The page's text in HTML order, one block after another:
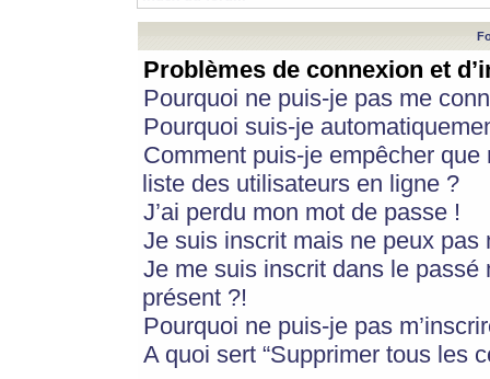
Problèmes de connexion et
Pourquoi ne puis-je pas me
Pourquoi suis-je
Comment puis-je empêcher
liste des utilisateurs en ligne ?
J’ai perdu mon mot de passe !
Je suis inscrit mais ne peux pas
Je me suis inscrit dans le
présent ?!
Pourquoi ne puis-je pas
A quoi sert “Supprimer tous les